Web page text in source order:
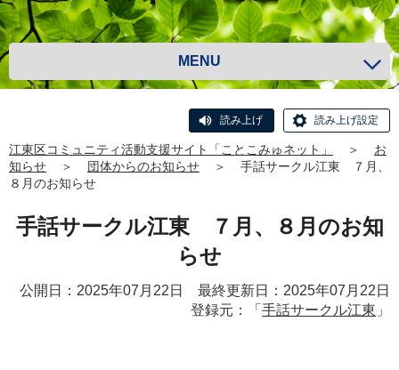
MENU
読み上げ 読み上げ設定
江東区コミュニティ活動支援サイト「ことこみゅネット」 ＞
お
知らせ
＞ 団体からのお知らせ ＞
手話サークル江東 ７月、
８月のお知らせ
手話サークル江東 ７月、８月のお知
らせ
公開日：2025年07月22日 最終更新日：2025年07月22日
登録元：「 手話サークル江東 」